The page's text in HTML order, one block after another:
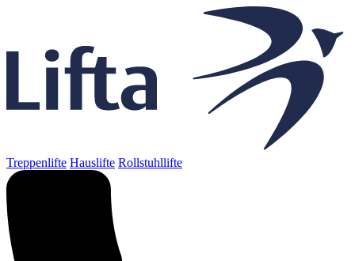
Treppenlifte Hauslifte Rollstuhllifte